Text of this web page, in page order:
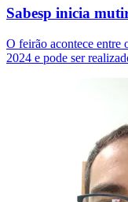
Sabesp inicia
O feirão acontece entre
2024 e pode ser